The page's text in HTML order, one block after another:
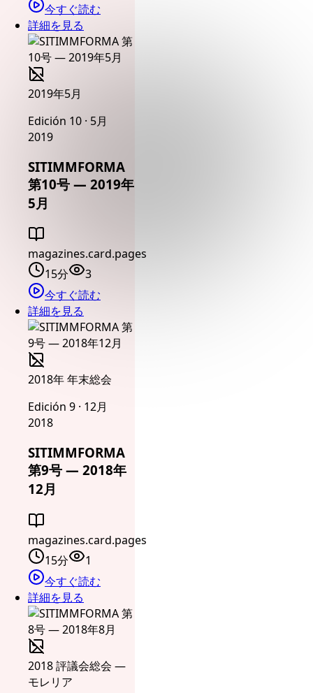
今すぐ読む
詳細を見る
2019年5月
Edición 10 · 5月
2019
SITIMMFORMA
第10号 — 2019年
5月
magazines.card.pages
15分
3
今すぐ読む
詳細を見る
2018年 年末総会
Edición 9 · 12月
2018
SITIMMFORMA
第9号 — 2018年
12月
magazines.card.pages
15分
1
今すぐ読む
詳細を見る
2018 評議会総会 —
モレリア